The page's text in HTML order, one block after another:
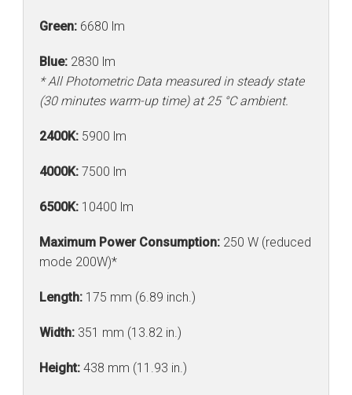
Green: 6680 lm
Blue: 2830 lm
* All Photometric Data measured in steady state
(30 minutes warm-up time) at 25 °C ambient.
2400K: 5900 lm
4000K: 7500 lm
6500K: 10400 lm
Maximum Power Consumption: 250 W (reduced
mode 200W)*
Length: 175 mm (6.89 inch.)
Width: 351 mm (13.82 in.)
Height: 438 mm (11.93 in.)